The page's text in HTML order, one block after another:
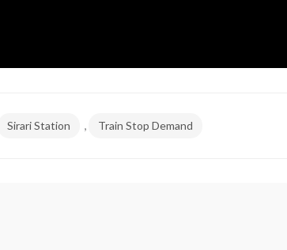
Sirari Station Train Stop Demand